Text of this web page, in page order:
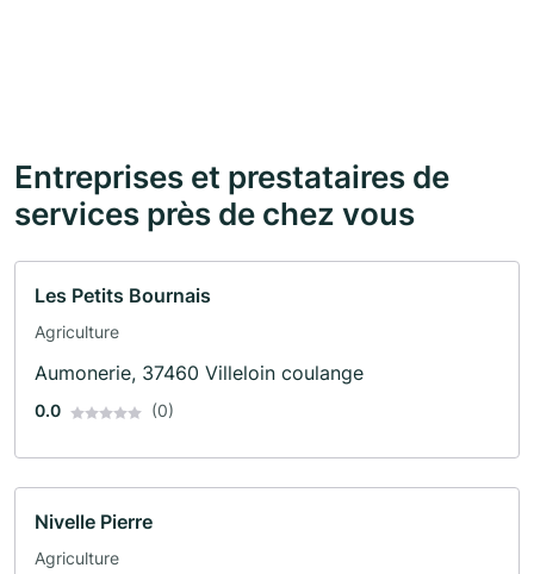
Entreprises et prestataires de
services près de chez vous
Les Petits Bournais
Agriculture
Aumonerie, 37460 Villeloin coulange
0.0 (0)
Nivelle Pierre
Agriculture